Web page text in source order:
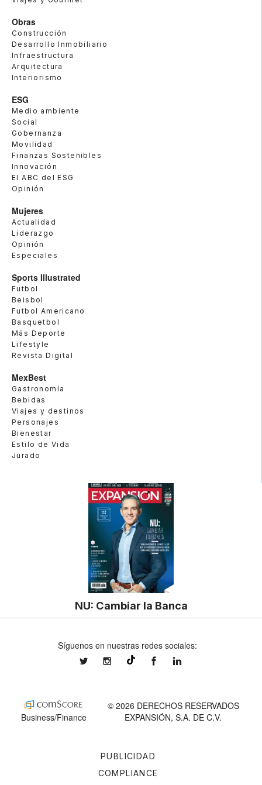
Obras
Construcción
Desarrollo Inmobiliario
Infraestructura
Arquitectura
Interiorismo
ESG
Medio ambiente
Social
Gobernanza
Movilidad
Finanzas Sostenibles
Innovación
El ABC del ESG
Opinión
Mujeres
Actualidad
Liderazgo
Opinión
Especiales
Sports Illustrated
Futbol
Beisbol
Futbol Americano
Basquetbol
Más Deporte
Lifestyle
Revista Digital
MexBest
Gastronomía
Bebidas
Viajes y destinos
Personajes
Bienestar
Estilo de Vida
Jurado
NU: Cambiar la Banca
PUBLICIDAD
COMPLIANCE
Síguenos en nuestras redes sociales:
expansionmxexpansionmx ExpansionMex
Business/Finance
© 2026 DERECHOS RESERVADOS
EXPANSIÓN, S.A. DE C.V.